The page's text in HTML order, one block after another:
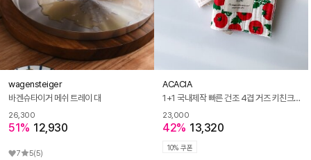
wagensteiger
바겐슈타이거 메쉬 트레이 대
26,300
51% 12,930
7 5(5)
ACACIA
1+1 국내제작 빠른 건조 4겹 거즈 키친크로스
23,000
42% 13,320
10% 쿠폰